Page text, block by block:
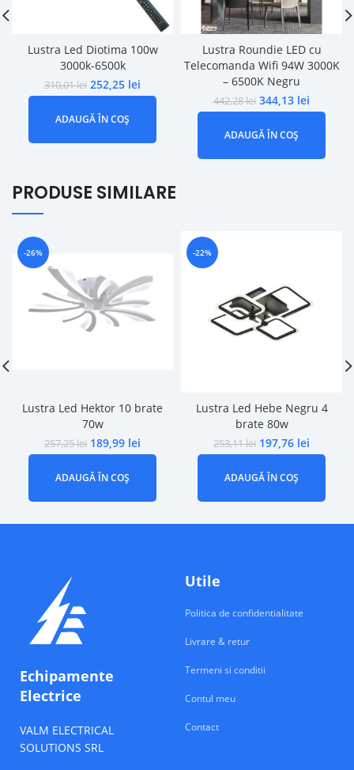
Lustra Led Diotima 100w
3000k-6500k
310,01lei 252,25 lei
ADAUGĂ ÎN COȘ
Lustra Roundie LED cu
Telecomanda Wifi 94W 3000K
– 6500K Negru
442,28lei 344,13 lei
ADAUGĂ ÎN COȘ
PRODUSE SIMILARE
-26%
Lustra Led Hektor 10 brate
70w
257,25lei 189,99 lei
ADAUGĂ ÎN COȘ
-22%
Lustra Led Hebe Negru 4
brate 80w
253,11lei 197,76 lei
ADAUGĂ ÎN COȘ
Echipamente
Electrice
VALM ELECTRICAL
SOLUTIONS SRL
Utile
Politica de confidentialitate
Livrare & retur
Termeni si conditii
Contul meu
Contact